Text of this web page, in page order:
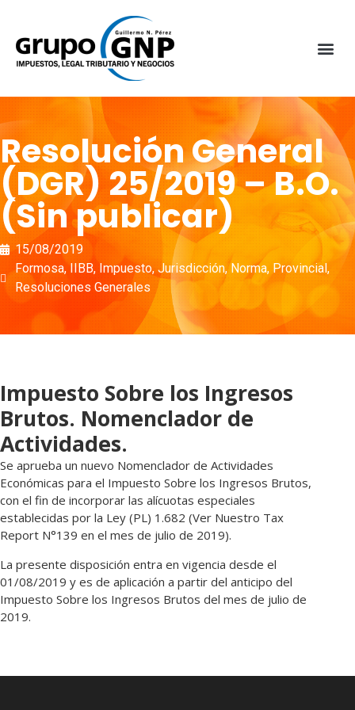
Resolución General
(DGR) 25/2019 – B.O.
(Sin publicar)
15/08/2019
Formosa, IIBB, Impuesto,Jurisdicción,Norma, Provincial,
Resoluciones Generales
Impuesto Sobre los Ingresos
Brutos. Nomenclador de
Actividades.
Se aprueba un nuevo Nomenclador de Actividades
Económicas para el Impuesto Sobre los Ingresos Brutos,
con el fin de incorporar las alícuotas especiales
establecidas por la Ley (PL) 1.682 (Ver Nuestro Tax
Report N°139 en el mes de julio de 2019).
La presente disposición entra en vigencia desde el
01/08/2019 y es de aplicación a partir del anticipo del
Impuesto Sobre los Ingresos Brutos del mes de julio de
2019.